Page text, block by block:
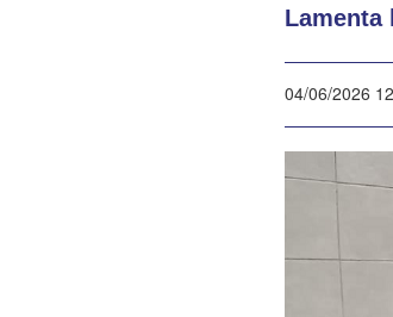
Lamenta
04/06/2026